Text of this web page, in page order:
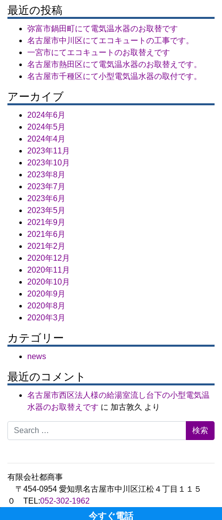
最近の投稿
弥富市鍋田町にて電気温水器のお取替です
名古屋市中川区にてエコキュートの工事です。
一宮市にてエコキュートのお取替えです
名古屋市熱田区にて電気温水器のお取替えです。
名古屋市千種区にて小型電気温水器の取付です。
アーカイブ
2024年6月
2024年5月
2024年4月
2023年11月
2023年10月
2023年8月
2023年7月
2023年6月
2023年5月
2021年9月
2021年6月
2021年2月
2020年12月
2020年11月
2020年10月
2020年9月
2020年8月
2020年3月
カテゴリー
news
最近のコメント
名古屋市西区法人様の給湯室流し台下の小型電気温
水器のお取替えです に 加古敦久 より
Search for:
有限会社都商事
〒454-0954 愛知県名古屋市中川区江松４丁目１１５
０ TEL:052-302-1962
Copyright © 2020 Miyako limited corporations.,Ltd All
今すぐ電話